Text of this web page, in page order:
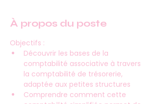
À propos du poste
Objectifs :
Découvrir les bases de la
comptabilité associative à travers
la comptabilité de trésorerie,
adaptée aux petites structures
Comprendre comment cette